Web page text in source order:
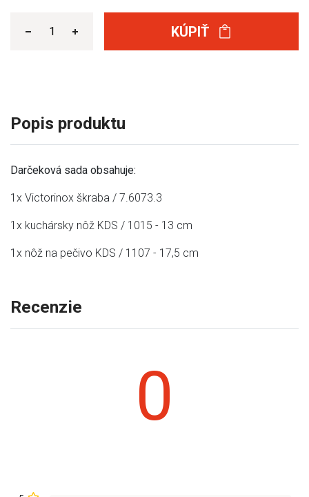
KÚPIŤ
Popis produktu
Darčeková sada obsahuje:
1x Victorinox škraba / 7.6073.3
1x kuchársky nôž KDS / 1015 - 13 cm
1x nôž na pečivo KDS / 1107 - 17,5 cm
Recenzie
0